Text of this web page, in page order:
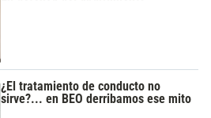
¿El tratamiento de conducto no
sirve?... en BEO derribamos ese mito